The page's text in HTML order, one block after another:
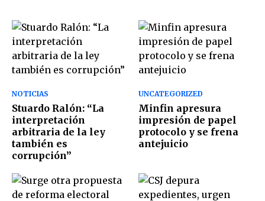
NOTICIAS
Stuardo Ralón: “La
interpretación
arbitraria de la ley
también es
corrupción”
UNCATEGORIZED
Minfin apresura
impresión de papel
protocolo y se frena
antejuicio